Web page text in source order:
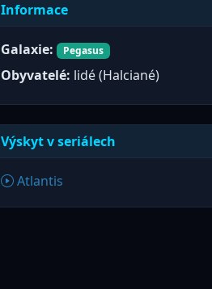
Informace
Galaxie: Pegasus
Obyvatelé: lidé (Halciané)
Výskyt v seriálech
Atlantis